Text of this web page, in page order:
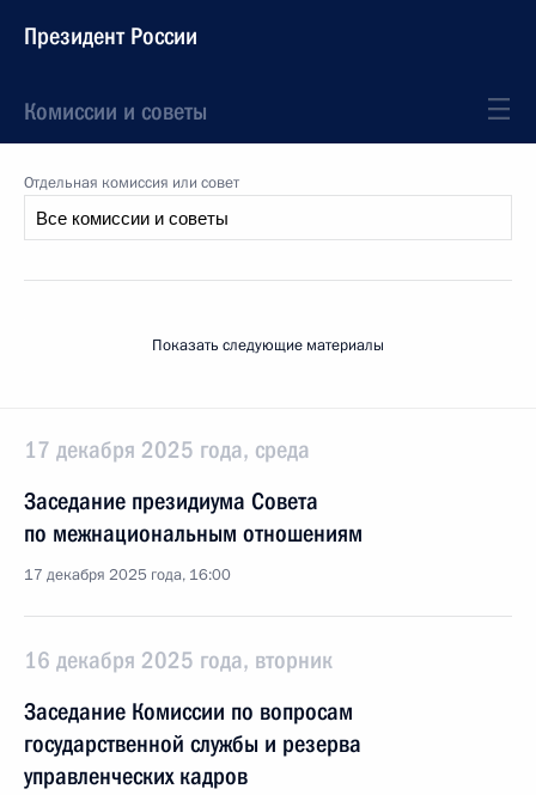
Президент России
Комиссии и советы
Отдельная комиссия или совет
Показать следующие материалы
17 декабря 2025 года, среда
Заседание президиума Совета
по межнациональным отношениям
17 декабря 2025 года, 16:00
16 декабря 2025 года, вторник
Заседание Комиссии по вопросам
государственной службы и резерва
управленческих кадров